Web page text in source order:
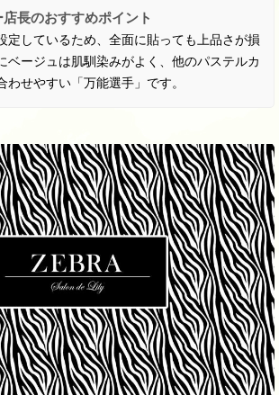
長のおすすめポイント
定しているため、全面に貼っても上品さが損
ベージュは肌馴染みがよく、他のパステルカ
わせやすい「万能選手」です。